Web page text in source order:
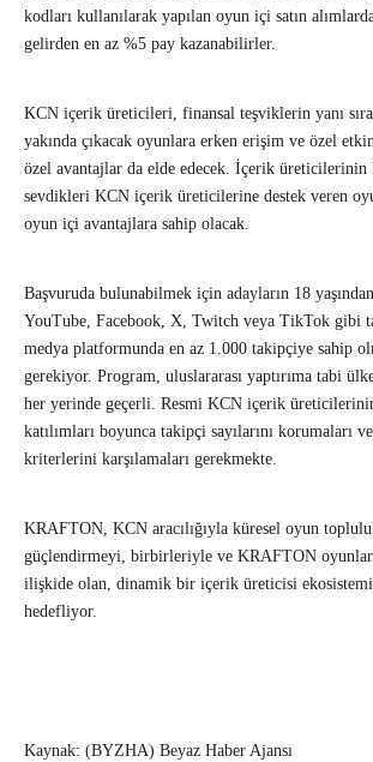
kodları kullanılarak yapılan oyun içi satın
gelirden en az %5 pay kazanabilirler.
KCN içerik üreticileri, finansal teşviklerin yanı
yakında çıkacak oyunlara erken erişim ve özel
özel avantajlar da elde edecek. İçerik üreticilerinin
sevdikleri KCN içerik üreticilerine destek veren
oyun içi avantajlara sahip olacak.
Başvuruda bulunabilmek için adayların 18
YouTube, Facebook, X, Twitch veya TikTok gibi
medya platformunda en az 1.000 takipçiye sahip
gerekiyor. Program, uluslararası yaptırıma tabi
her yerinde geçerli. Resmi KCN içerik
katılımları boyunca takipçi sayılarını korumaları
kriterlerini karşılamaları gerekmekte.
KRAFTON, KCN aracılığıyla küresel oyun
güçlendirmeyi, birbirleriyle ve KRAFTON
ilişkide olan, dinamik bir içerik üreticisi ekosistemi
hedefliyor.
Kaynak: (BYZHA) Beyaz Haber Ajansı